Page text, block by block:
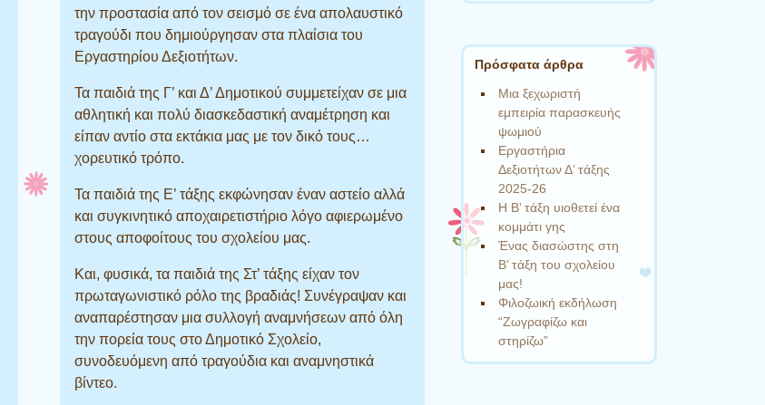
την προστασία από τον σεισμό σε ένα απολαυστικό
τραγούδι που δημιούργησαν στα πλαίσια του
Εργαστηρίου Δεξιοτήτων.
Τα παιδιά της Γ’ και Δ’ Δημοτικού συμμετείχαν σε μια
αθλητική και πολύ διασκεδαστική αναμέτρηση και
είπαν αντίο στα εκτάκια μας με τον δικό τους…
χορευτικό τρόπο.
Τα παιδιά της Ε’ τάξης εκφώνησαν έναν αστείο αλλά
και συγκινητικό αποχαιρετιστήριο λόγο αφιερωμένο
στους αποφοίτους του σχολείου μας.
Και, φυσικά, τα παιδιά της Στ’ τάξης είχαν τον
πρωταγωνιστικό ρόλο της βραδιάς! Συνέγραψαν και
αναπαρέστησαν μια συλλογή αναμνήσεων από όλη
την πορεία τους στο Δημοτικό Σχολείο,
συνοδευόμενη από τραγούδια και αναμνηστικά
βίντεο.
Πρόσφατα άρθρα
Μια ξεχωριστή
εμπειρία παρασκευής
ψωμιού
Εργαστήρια
Δεξιοτήτων Δ’ τάξης
2025-26
Η Β’ τάξη υιοθετεί ένα
κομμάτι γης
Ένας διασώστης στη
Β’ τάξη του σχολείου
μας!
Φιλοζωική εκδήλωση
“Ζωγραφίζω και
στηρίζω”